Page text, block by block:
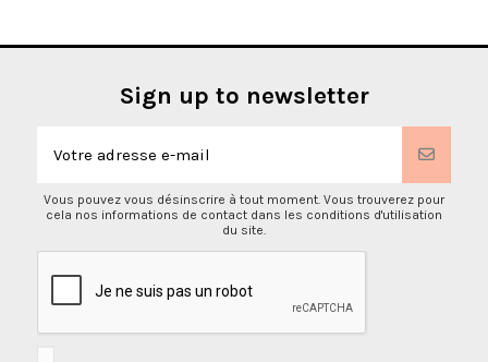
Sign up to newsletter
Vous pouvez vous désinscrire à tout moment. Vous trouverez pour
cela nos informations de contact dans les conditions d'utilisation
du site.